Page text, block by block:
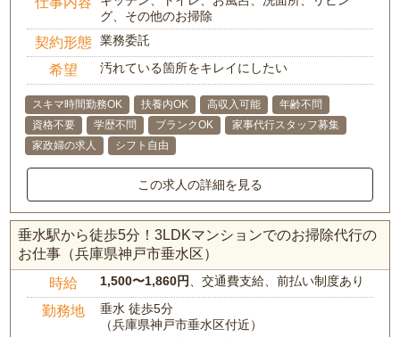
グ、その他のお掃除
契約形態 業務委託
希望 汚れている箇所をキレイにしたい
スキマ時間勤務OK 扶養内OK 高収入可能
年齢不問
資格不要
学歴不問 ブランクOK
家事代行スタッフ募集
家政婦の求人
シフト自由
この求人の詳細を見る
垂水駅から徒歩5分！3LDKマンションでのお掃除代行の
お仕事（兵庫県神戸市垂水区）
時給 1,500〜1,860円、交通費支給、前払い制度あり
勤務地
垂水 徒歩5分
（兵庫県神戸市垂水区付近）